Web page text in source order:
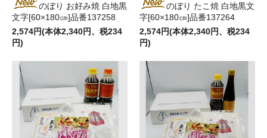
のぼり お好み焼 白地黒
文字[60×180㎝]品番137258
2,574円(本体2,340円、税234
円)
のぼり たこ焼 白地黒文
字[60×180㎝]品番137264
2,574円(本体2,340円、税234
円)